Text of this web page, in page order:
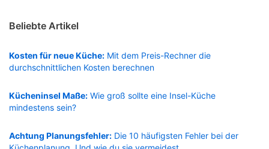
Beliebte Artikel
Kosten für neue Küche: Mit dem Preis-Rechner die
durchschnittlichen Kosten berechnen
Kücheninsel Maße: Wie groß sollte eine Insel-Küche
mindestens sein?
Achtung Planungsfehler: Die 10 häufigsten Fehler bei der